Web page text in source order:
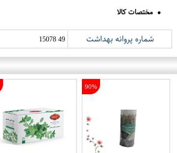
مختصات کالا
شماره پروانه بهداشت 49 15078
90%